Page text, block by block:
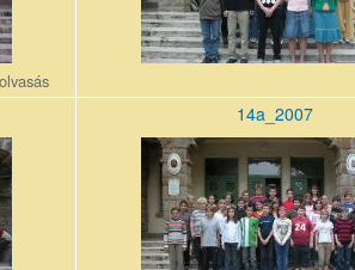
14a_2007
14a_200710_0.jpg